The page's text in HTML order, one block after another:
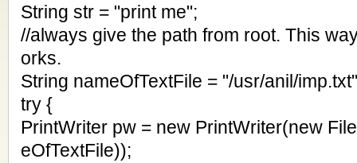
String str = "print me";
//always give the path from root. This
orks.
String nameOfTextFile = "/usr/anil/
try {
PrintWriter pw = new PrintWriter(new
eOfTextFile));